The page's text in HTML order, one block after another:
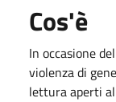
Cos'è
In occasione
violenza di
lettura aperti